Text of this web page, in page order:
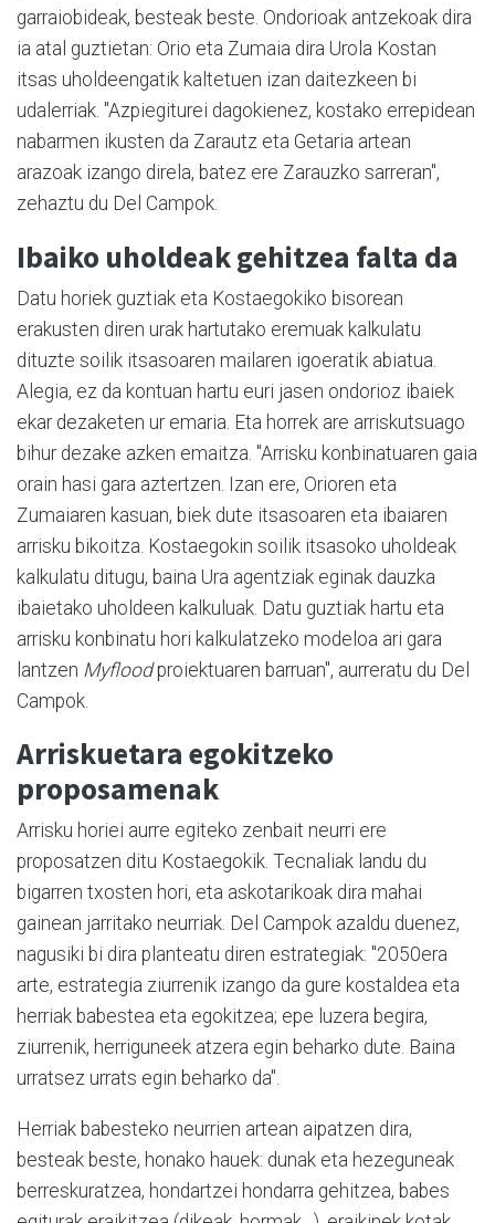
garraiobideak, besteak beste. Ondorioak antzekoak dira
ia atal guztietan: Orio eta Zumaia dira Urola Kostan
itsas uholdeengatik kaltetuen izan daitezkeen bi
udalerriak. "Azpiegiturei dagokienez, kostako errepidean
nabarmen ikusten da Zarautz eta Getaria artean
arazoak izango direla, batez ere Zarauzko sarreran",
zehaztu du Del Campok.
Ibaiko uholdeak gehitzea falta da
Datu horiek guztiak eta Kostaegokiko bisorean
erakusten diren urak hartutako eremuak kalkulatu
dituzte soilik itsasoaren mailaren igoeratik abiatua.
Alegia, ez da kontuan hartu euri jasen ondorioz ibaiek
ekar dezaketen ur emaria. Eta horrek are arriskutsuago
bihur dezake azken emaitza. "Arrisku konbinatuaren gaia
orain hasi gara aztertzen. Izan ere, Orioren eta
Zumaiaren kasuan, biek dute itsasoaren eta ibaiaren
arrisku bikoitza. Kostaegokin soilik itsasoko uholdeak
kalkulatu ditugu, baina Ura agentziak eginak dauzka
ibaietako uholdeen kalkuluak. Datu guztiak hartu eta
arrisku konbinatu hori kalkulatzeko modeloa ari gara
lantzen Myfloodproiektuaren barruan", aurreratu du Del
Campok.
Arriskuetara egokitzeko
proposamenak
Arrisku horiei aurre egiteko zenbait neurri ere
proposatzen ditu Kostaegokik. Tecnaliak landu du
bigarren txosten hori, eta askotarikoak dira mahai
gainean jarritako neurriak. Del Campok azaldu duenez,
nagusiki bi dira planteatu diren estrategiak: "2050era
arte, estrategia ziurrenik izango da gure kostaldea eta
herriak babestea eta egokitzea; epe luzera begira,
ziurrenik, herriguneek atzera egin beharko dute. Baina
urratsez urrats egin beharko da".
Herriak babesteko neurrien artean aipatzen dira,
besteak beste, honako hauek: dunak eta hezeguneak
berreskuratzea, hondartzei hondarra gehitzea, babes